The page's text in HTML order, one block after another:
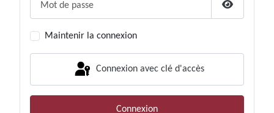
Afficher le
Maintenir la connexion
Connexion avec clé d'accès
Connexion